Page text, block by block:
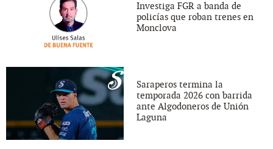
Investiga FGR a banda de
policías que roban trenes en
Monclova
Saraperos termina la
temporada 2026 con barrida
ante Algodoneros de Unión
Laguna